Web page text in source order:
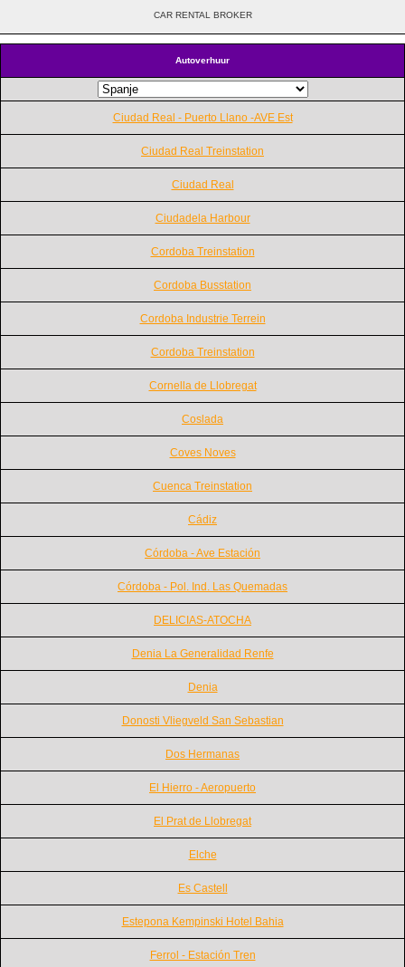
Autoverhuur
Ciudad Real - Puerto Llano -AVE Est
Ciudad Real Treinstation
Ciudad Real
Ciudadela Harbour
Cordoba Treinstation
Cordoba Busstation
Cordoba Industrie Terrein
Cordoba Treinstation
Cornella de Llobregat
Coslada
Coves Noves
Cuenca Treinstation
Cádiz
Córdoba - Ave Estación
Córdoba - Pol. Ind. Las Quemadas
DELICIAS-ATOCHA
Denia La Generalidad Renfe
Denia
Donosti Vliegveld San Sebastian
Dos Hermanas
El Hierro - Aeropuerto
El Prat de Llobregat
Elche
Es Castell
Estepona Kempinski Hotel Bahia
Ferrol - Estación Tren
CAR RENTAL BROKER